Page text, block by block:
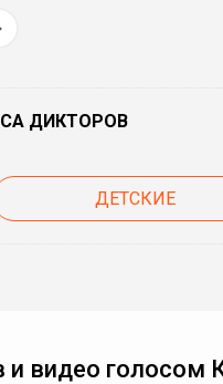
ДИКТОРОВ
ДЕТСКИЕ
и видео голосом